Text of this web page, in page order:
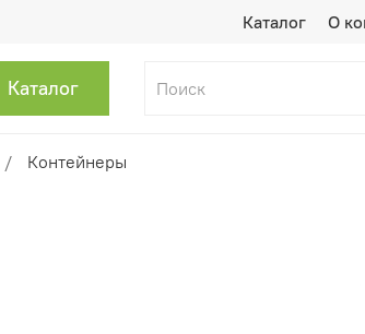
Каталог О
Каталог
Контейнеры